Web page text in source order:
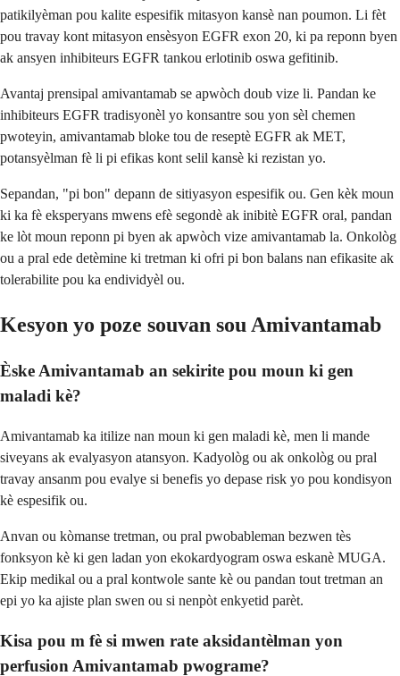
patikilyèman pou kalite espesifik mitasyon kansè nan poumon. Li fèt
pou travay kont mitasyon ensèsyon EGFR exon 20, ki pa reponn byen
ak ansyen inhibiteurs EGFR tankou erlotinib oswa gefitinib.
Avantaj prensipal amivantamab se apwòch doub vize li. Pandan ke
inhibiteurs EGFR tradisyonèl yo konsantre sou yon sèl chemen
pwoteyin, amivantamab bloke tou de reseptè EGFR ak MET,
potansyèlman fè li pi efikas kont selil kansè ki rezistan yo.
Sepandan, "pi bon" depann de sitiyasyon espesifik ou. Gen kèk moun
ki ka fè eksperyans mwens efè segondè ak inibitè EGFR oral, pandan
ke lòt moun reponn pi byen ak apwòch vize amivantamab la. Onkològ
ou a pral ede detèmine ki tretman ki ofri pi bon balans nan efikasite ak
tolerabilite pou ka endividyèl ou.
Kesyon yo poze souvan sou Amivantamab
Èske Amivantamab an sekirite pou moun ki gen
maladi kè?
Amivantamab ka itilize nan moun ki gen maladi kè, men li mande
siveyans ak evalyasyon atansyon. Kadyològ ou ak onkològ ou pral
travay ansanm pou evalye si benefis yo depase risk yo pou kondisyon
kè espesifik ou.
Anvan ou kòmanse tretman, ou pral pwobableman bezwen tès
fonksyon kè ki gen ladan yon ekokardyogram oswa eskanè MUGA.
Ekip medikal ou a pral kontwole sante kè ou pandan tout tretman an
epi yo ka ajiste plan swen ou si nenpòt enkyetid parèt.
Kisa pou m fè si mwen rate aksidantèlman yon
perfusion Amivantamab pwograme?